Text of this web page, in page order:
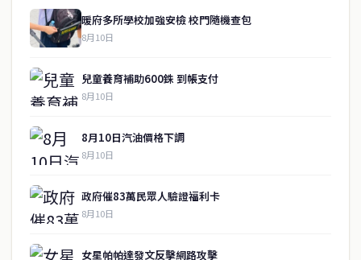
暖府多所學校加強安檢 校門隨機查包
8月10日
兒童養育補助600銖 到帳支付
8月10日
8月10日汽油價格下調
8月10日
政府催83萬民眾人驗證福利卡
8月10日
女星帕帕達發文反擊網路攻擊
泰國中文新聞（TCN）是一家總部設於曼谷的中文新聞媒體，致力於
報導泰國當地政治、經濟、華人社群與社會時事，為在泰華人讀者提
供即時、客觀、多元的中文新聞內容。
快速連結
即時
政治
綜合